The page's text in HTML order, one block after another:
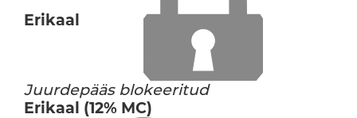
Erikaal
Juurdepääs blokeeritud
Erikaal (12% MC)